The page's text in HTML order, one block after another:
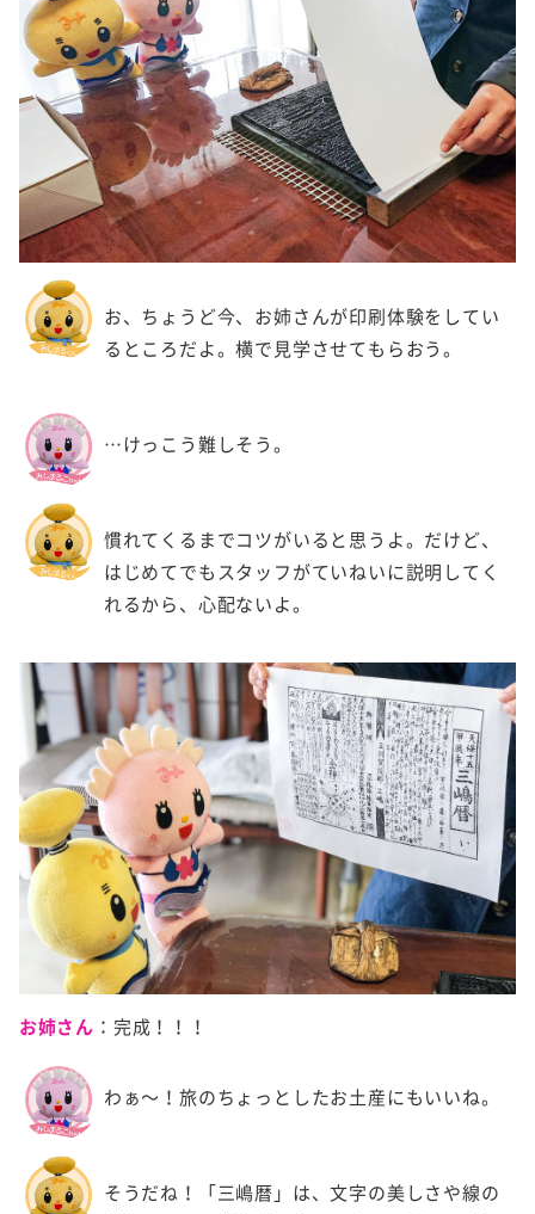
お、ちょうど今、お姉さんが印刷体験をしてい
るところだよ。横で見学させてもらおう。
…けっこう難しそう。
慣れてくるまでコツがいると思うよ。だけど、
はじめてでもスタッフがていねいに説明してく
れるから、心配ないよ。
お姉さん ：完成！！！
わぁ～！旅のちょっとしたお土産にもいいね。
そうだね！「三嶋暦」は、文字の美しさや線の